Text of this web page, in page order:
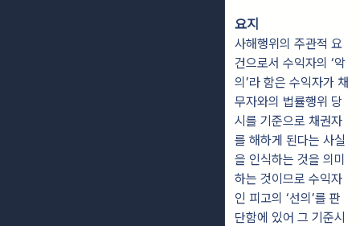
요지
사해행위의 주관적 요
건으로서 수익자의 ‘악
의’라 함은 수익자가 채
무자와의 법률행위 당
시를 기준으로 채권자
를 해하게 된다는 사실
을 인식하는 것을 의미
하는 것이므로 수익자
인 피고의 ‘선의’를 판
단함에 있어 그 기준시